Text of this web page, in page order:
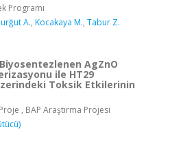
Programı
A., Kocakaya M., Tabur Z.
AgZnO
ile HT29
Toksik Etkilerinin
, BAP Araştırma Projesi